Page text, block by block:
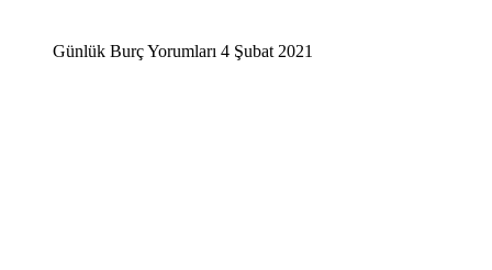
Günlük Burç Yorumları 4 Şubat 2021